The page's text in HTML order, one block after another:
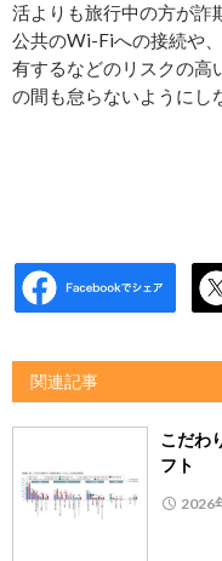
活よりも旅行中の方が詐
公共のWi-Fiへの接続や
有するなどのリスクの高
の間も怠らないようにし
関連記事
こだわ
フト
2026